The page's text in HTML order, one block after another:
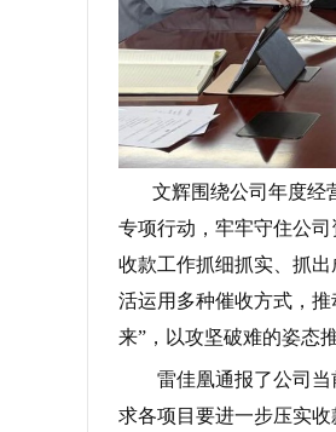
文辉围绕公司年度经
专项行动，牢牢守住公
收款工作抓细抓实、抓
活运用多种催收方式，
来”，以攻坚破难的姿态
雷佳凰通报了公司
求各项目要进一步压实